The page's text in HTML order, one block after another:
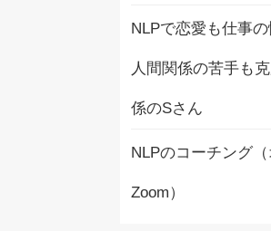
NLPで恋愛も仕事の
人間関係の苦手も
係のSさん
NLPのコーチング
Zoom）